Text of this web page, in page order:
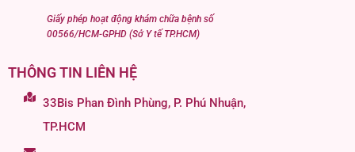
Giấy phép hoạt động khám chữa bệnh số
00566/HCM-GPHD (Sở Y tế TP.HCM)
THÔNG TIN LIÊN HỆ
33Bis Phan Đình Phùng, P. Phú Nhuận,
TP.HCM